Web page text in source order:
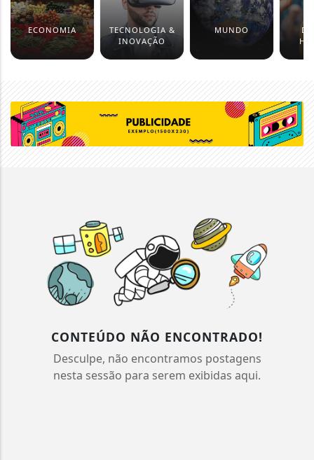
ECONOMIA
TECNOLOGIA &
INOVAÇÃO
MUNDO
CONTEÚDO NÃO ENCONTRADO!
Desculpe, não encontramos postagens
nesta sessão para serem exibidas aqui.